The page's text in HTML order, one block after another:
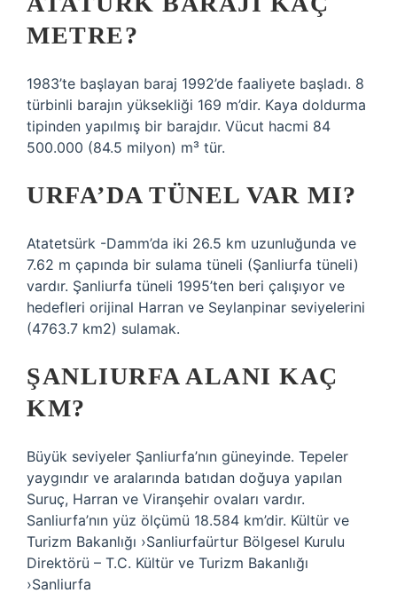
METRE?
1983’te başlayan baraj 1992’de faaliyete başladı. 8
türbinli barajın yüksekliği 169 m’dir. Kaya doldurma
tipinden yapılmış bir barajdır. Vücut hacmi 84
500.000 (84.5 milyon) m³ tür.
URFA’DA TÜNEL VAR MI?
Atatetsürk -Damm’da iki 26.5 km uzunluğunda ve
7.62 m çapında bir sulama tüneli (Şanliurfa tüneli)
vardır. Şanliurfa tüneli 1995’ten beri çalışıyor ve
hedefleri orijinal Harran ve Seylanpinar seviyelerini
(4763.7 km2) sulamak.
ŞANLIURFA ALANI KAÇ
KM?
Büyük seviyeler Şanliurfa’nın güneyinde. Tepeler
yaygındır ve aralarında batıdan doğuya yapılan
Suruç, Harran ve Viranşehir ovaları vardır.
Sanliurfa’nın yüz ölçümü 18.584 km’dir. Kültür ve
Turizm Bakanlığı ›Sanliurfaürtur Bölgesel Kurulu
Direktörü – T.C. Kültür ve Turizm Bakanlığı
›Sanliurfa